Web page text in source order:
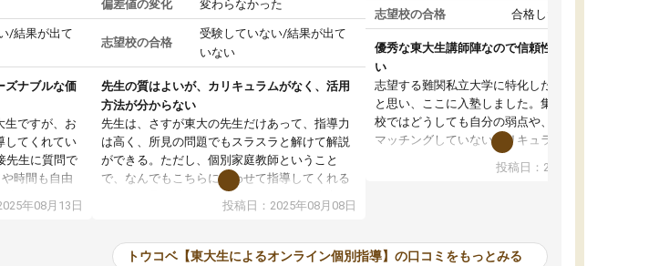
/結果が出て
ズナブルな価
生ですが、お
してくれてい
先生に質問で
時間も自由
ができると
いなのがあり
年08月13日
偏差値の変化 変わらなかった
志望校の合格
受験していない/結果が出て
いない
先生の質はよいが、カリキュラムがなく、活用
方法が分からない
先生は、さすが東大の先生だけあって、指導力
は高く、所見の問題でもスラスラと解けて解説
ができる。ただし、個別家庭教師ということ
で、なんでもこちらに合わせて指導してくれる
のだが、具体的なカリキュラムがない。当方
は、授業の先取り学習をするため、学校の教科
いただいたが、1時間の時間を使って進められる
投稿日：2025年08月08日
志望校の合格 合格した
優秀な東大生講師陣なので信頼性や安心感が高
い
志望する難関私立大学に特化した準備をしたい
と思い、ここに入塾しました。集団指導の予備
校ではどうしても自分の弱点や、志望校対策に
マッチングしていないカリキュラムに不安を感
また受験のノウハウを蓄積している優秀な東大
ツーマン指導によって、自分の志望校にふさわ
投稿日：2024年02月19日
トウコベ【東大生によるオンライン個別指導】の口コミをもっとみる